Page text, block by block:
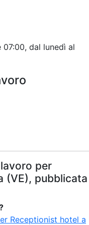
dal lunedì al
per
(VE), pubblicata
Receptionist hotel a